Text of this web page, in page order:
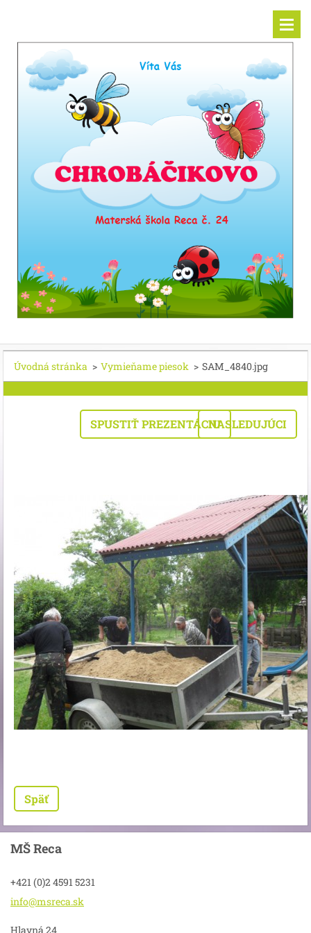
Úvodná stránka > Vymieňame piesok > SAM_4840.jpg
SPUSTIŤ PREZENTÁCIUNASLEDUJÚCI
Späť
MŠ Reca
+421 (0)2 4591 5231
info@msreca.sk
Hlavná 24